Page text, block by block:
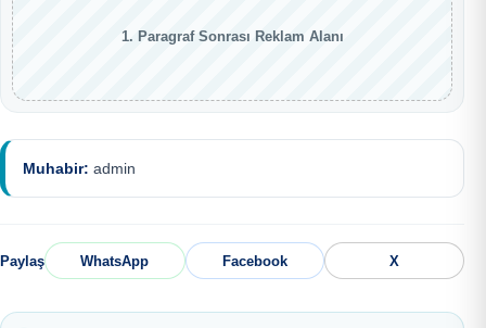
1. Paragraf Sonrası Reklam Alanı
Muhabir: admin
Paylaş WhatsApp Facebook X